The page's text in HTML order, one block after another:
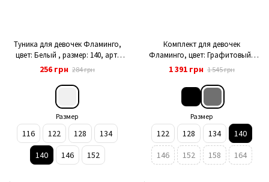
Туника для девочек Фламинго,
цвет: Белый , размер: 140, арт.
881-910
256 грн 284 грн
Размер
116 122 128
134
140
146 152
Комплект для девочек
Фламинго, цвет: Графитовый ,
размер: 140, арт. 1080-341
1 391 грн 1 545 грн
Размер
122 128 134
140
146
152 158 164